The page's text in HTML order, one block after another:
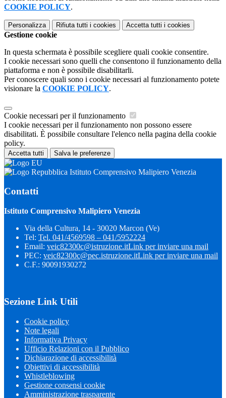
COOKIE POLICY.
Personalizza Rifiuta tutti i cookies Accetta tutti i cookies
Gestione cookie
In questa schermata è possibile scegliere quali cookie consentire.
I cookie necessari sono quelli che consentono il funzionamento della
piattaforma e non è possibile disabilitarli.
Per conoscere quali sono i cookie necessari al funzionamento potete
visionare la COOKIE POLICY.
Cookie necessari per il funzionamento
I cookie necessari per il funzionamento non possono essere
disabilitati. È possibile consultare l'elenco nella pagina della cookie
policy.
Accetta tutti Salva le preferenze
Istituto Comprensivo Malipiero Venezia
Contatti
Istituto Comprensivo Malipiero Venezia
Via della Cultura, 14 - 30020 Marcon (Ve)
Tel: Tel. 041/4569598 – 041/5952224
Email: veic82300c@istruzione.itLink per inviare una mail
PEC: veic82300c@pec.istruzione.itLink per inviare una mail
C.F.: 90091930272
Sezione Link Utili
Cookie policy
Note legali
Informativa Privacy
Ufficio Relazioni con il Pubblico
Dichiarazione di accessibilità
Obiettivi di accessibilità
Whistleblowing
Gestione consensi cookie
Amministrazione trasparente